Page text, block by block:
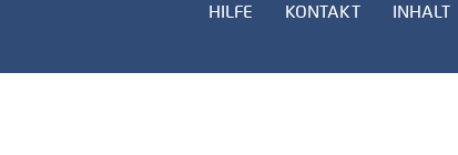
HILFE KONTAKT INHALT